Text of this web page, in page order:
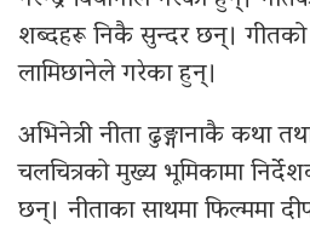
शब्दहरू निकै सुन्दर छन्। गीतको
लामिछानेले गरेका हुन्।
अभिनेत्री नीता ढुङ्गानाकै कथा
चलचित्रको मुख्य भूमिकामा
छन्। नीताका साथमा फिल्ममा